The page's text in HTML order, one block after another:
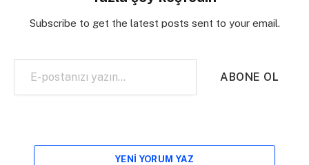
Subscribe to get the latest posts sent to your email.
E-postanızı yazın…
ABONE OL
YENI YORUM YAZ